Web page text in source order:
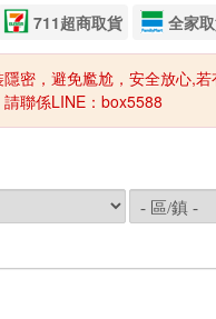
711超商取貨 全家
密，避免尷尬，安全放心,
聯係LINE：box5588